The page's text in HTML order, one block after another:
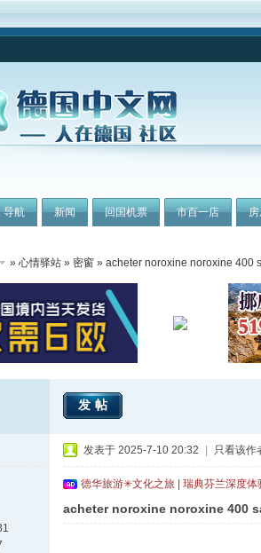
导航 新闻 回国机票 市百一店
» 心情驿站 » 密窗 » acheter noroxine noroxine 400
发帖
发表于 2025-7-10 20:32 只看该作
德华旅游✳文化之旅 | 瑞典芬兰深度
acheter noroxine noroxine 400